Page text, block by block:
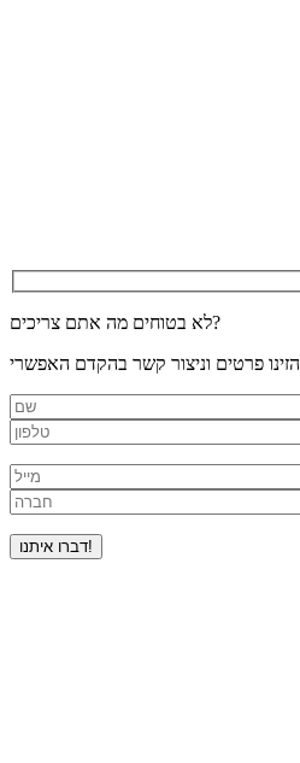
לא בטוחים מה אתם צריכים?
הזינו פרטים וניצור קשר בהקדם האפשרי